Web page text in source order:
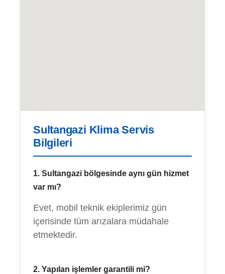
Sultangazi Klima Servis
Bilgileri
1. Sultangazi bölgesinde aynı gün hizmet
var mı?
Evet, mobil teknik ekiplerimiz gün
içerisinde tüm arızalara müdahale
etmektedir.
2. Yapılan işlemler garantili mi?